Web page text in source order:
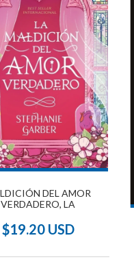
DEL AMOR
VERDADERO, LA
$19.20 USD